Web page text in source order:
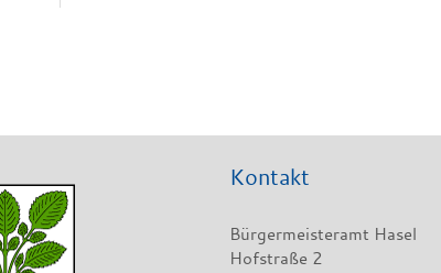
Kontakt
Bürgermeisteramt Hasel
Hofstraße 2